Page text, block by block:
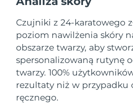
Czujniki z 24-karatowego
poziom nawilżenia skóry
obszarze twarzy, aby
spersonalizowaną rutynę
twarzy. 100%
rezultaty niż w przypadku
ręcznego.
Liban
Litwa
Luksemburg
SRA Makau (Chiny)